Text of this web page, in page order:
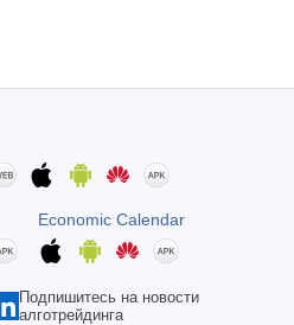
Economic Calendar
Подпишитесь на новости
алготрейдинга